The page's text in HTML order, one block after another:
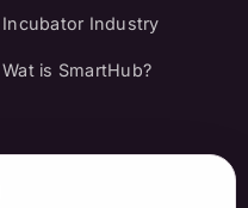
Incubator Industry
Wat is SmartHub?